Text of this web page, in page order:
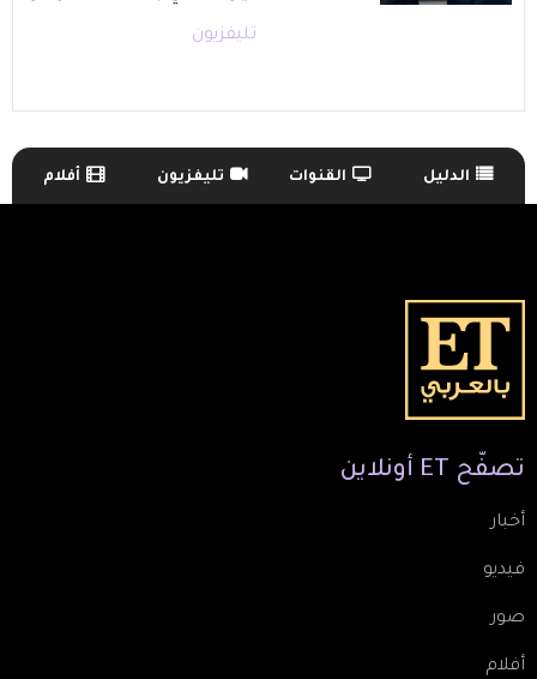
تليفزيون
TV Guide Menu الدليل القنوات تليفزيون أفلام
تصفّح ET أونلاين
أخبار
فيديو
صور
أفلام